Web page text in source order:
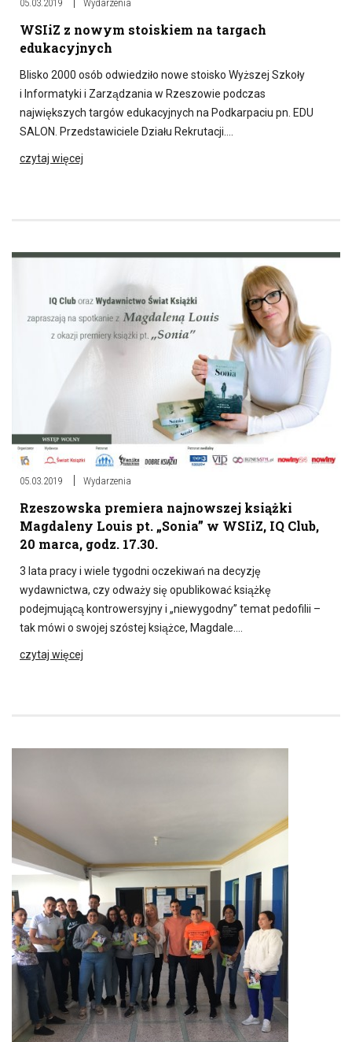
05.03.2019 Wydarzenia
WSIiZ z nowym stoiskiem na targach
edukacyjnych
Blisko 2000 osób odwiedziło nowe stoisko Wyższej Szkoły
i Informatyki i Zarządzania w Rzeszowie podczas
największych targów edukacyjnych na Podkarpaciu pn. EDU
SALON. Przedstawiciele Działu Rekrutacji….
czytaj więcej
05.03.2019 Wydarzenia
Rzeszowska premiera najnowszej książki
Magdaleny Louis pt. „Sonia” w WSIiZ, IQ Club,
20 marca, godz. 17.30.
3 lata pracy i wiele tygodni oczekiwań na decyzję
wydawnictwa, czy odważy się opublikować książkę
podejmującą kontrowersyjny i „niewygodny” temat pedofilii –
tak mówi o swojej szóstej książce, Magdale….
czytaj więcej